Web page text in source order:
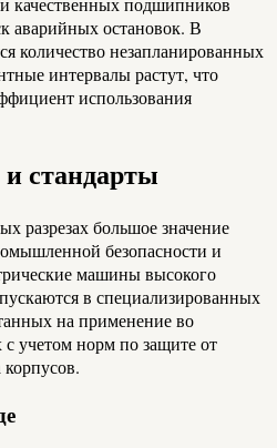
аварийных остановок. В
количество незапланированных
интервалы растут, что
использования
и стандарты
разрезах большое значение
безопасности и
машины высокого
в специализированных
на применение во
учетом норм по защите от